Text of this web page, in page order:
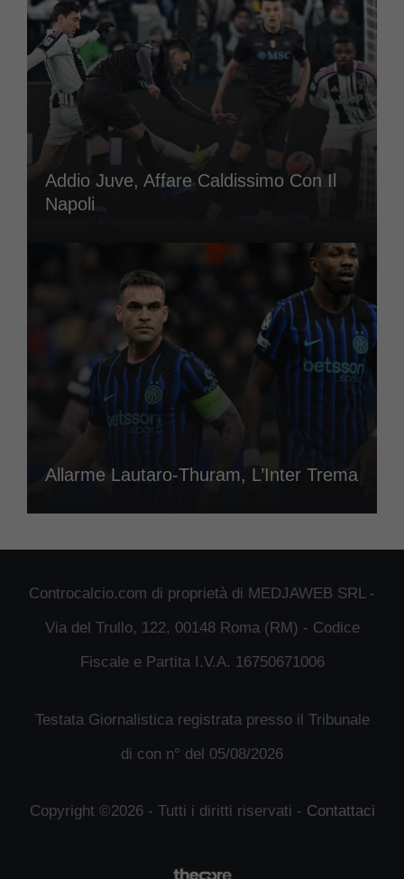
Addio Juve, Affare Caldissimo Con Il
Napoli
Allarme Lautaro-Thuram, L’Inter Trema
Controcalcio.com di proprietà di MEDJAWEB SRL -
Via del Trullo, 122, 00148 Roma (RM) - Codice
Fiscale e Partita I.V.A. 16750671006
Testata Giornalistica registrata presso il Tribunale
di con n° del 05/08/2026
Copyright ©2026 - Tutti i diritti riservati - Contattaci